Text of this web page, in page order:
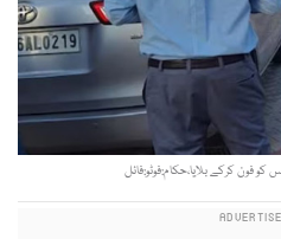
فون کرکے بلایا،حکام:فوٹو:فائل